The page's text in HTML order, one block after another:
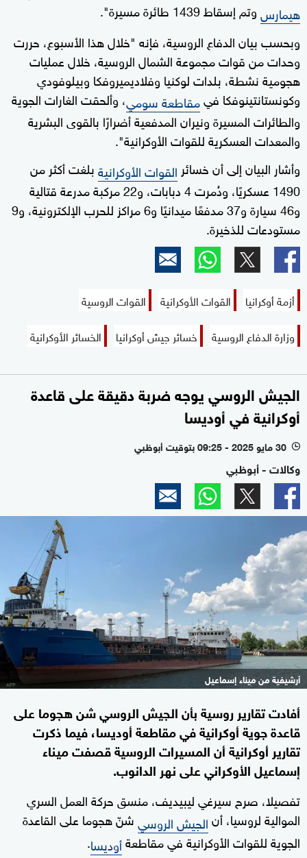
هيمارسوتم إسقاط 1439 طائرة مسيرة".
وبحسب بيان الدفاع الروسية، فإنه "خلال هذا الأسبوع، حررت
وحدات من قوات مجموعة الشمال الروسية، خلال عمليات
هجومية نشطة، بلدات لوكنيا وفلاديميروفكا وبيلوفودي
وكونستانتينوفكا فيمقاطعة سومي، وألحقت الغارات الجوية
والطائرات المسيرة ونيران المدفعية أضرارًا بالقوى البشرية
والمعدات العسكرية للقوات الأوكرانية".
وأشار البيان إلى أن خسائر القوات الأوكرانيةبلغت أكثر من
1490 عسكريًا، ودُمرت 4 دبابات، و22 مركبة مدرعة قتالية
و46 سيارة و37 مدفعًا ميدانيًا و6 مراكز للحرب الإلكترونية، و9
مستودعات للذخيرة.
أزمة أوكرانيا القوات الأوكرانية
القوات الروسية
وزارة الدفاع الروسية
خسائر جيش أوكرانيا الخسائر الأوكرانية
الجيش الروسي يوجه ضربة دقيقة على قاعدة
أوكرانية في أوديسا
l 30 مايو 2025 - 09:25 بتوقيت أبوظبي
وكالات - أبوظبي
أرشيفية من ميناء إسماعيل
أفادت تقارير روسية بأن الجيش الروسي شن هجوما على
قاعدة جوية أوكرانية في مقاطعة أوديسا، فيما ذكرت
تقارير أوكرانية أن المسيرات الروسية قصفت ميناء
إسماعيل الأوكراني على نهر الدانوب.
تفصيلا، صرح سيرغي ليبيديف، منسق حركة العمل السري
الموالية لروسيا، أنالجيش الروسيشنّ هجوما على القاعدة
الجوية للقوات الأوكرانية في مقاطعةأوديسا.